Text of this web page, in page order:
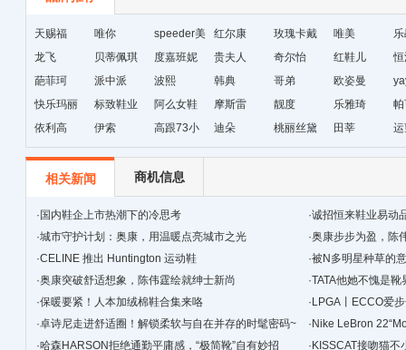
天赐福 唯你
speeder美
国暴龙
红尔康
玫瑰卡戴
尔
唯美
龙飞
贝蒂佩琪 度嘉班妮 贵夫人 奇尔怡 红鞋儿
葩菲珂
派中派 波熙 韩典 哥弟 欧姿曼
快乐玛丽
标致鞋业 阿么女鞋 摩斯雷 靓度 乐雅琦
依利高
伊索
高跟73小
时
迪朵 桃丽丝黛 田莘
相关新闻 商机信息
· 国内鞋企上市热潮下的冷思考 ·诚招恒来鞋业易动
·城市守护计划：奥康，用温暖点亮城市之光 ·奥康步步为盈，陈
·CELINE 推出 Huntington 运动鞋 ·被N多明星种草的
·奥康突破舒适想象，陈伟霆绘就绅士新尚 ·TATA他她不愧是
·保暖要紧！人本加绒棉鞋合集来咯 · LPGA丨ECCO爱
·卓诗尼走进舒适圈！解锁柔软与自在并存的时髦密码~ · Nike LeBron
·哈森HARSON拒绝通勤平庸感，“极简靴”自有妙招 · KISSCAT接吻猫不